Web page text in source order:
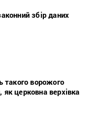
збір даних
такого ворожого
церковна верхівка